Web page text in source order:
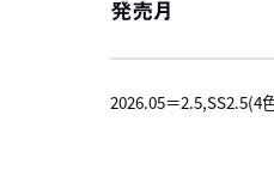
発売月
2026.05＝2.5,SS2.5(4